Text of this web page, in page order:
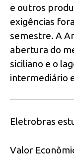
e outros
exigências
semestre. A
abertura do
siciliano e o
intermediário
Eletrobras
Valor